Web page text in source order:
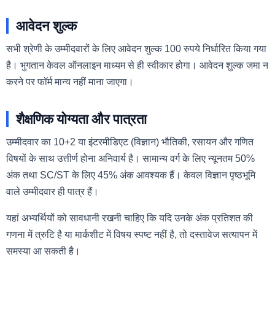
आवेदन शुल्क
सभी श्रेणी के उम्मीदवारों के लिए आवेदन शुल्क 100 रुपये निर्धारित किया गया
है। भुगतान केवल ऑनलाइन माध्यम से ही स्वीकार होगा। आवेदन शुल्क जमा न
करने पर फॉर्म मान्य नहीं माना जाएगा।
शैक्षणिक योग्यता और पात्रता
उम्मीदवार का 10+2 या इंटरमीडिएट (विज्ञान) भौतिकी, रसायन और गणित
विषयों के साथ उत्तीर्ण होना अनिवार्य है। सामान्य वर्ग के लिए न्यूनतम 50%
अंक तथा SC/ST के लिए 45% अंक आवश्यक हैं। केवल विज्ञान पृष्ठभूमि
वाले उम्मीदवार ही पात्र हैं।
यहां अभ्यर्थियों को सावधानी रखनी चाहिए कि यदि उनके अंक प्रतिशत की
गणना में त्रुटि है या मार्कशीट में विषय स्पष्ट नहीं है, तो दस्तावेज सत्यापन में
समस्या आ सकती है।